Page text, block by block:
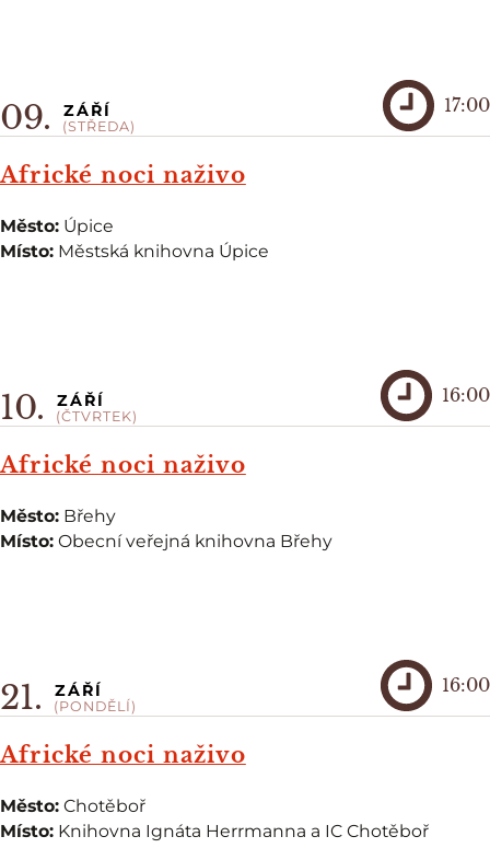
Africké noci naživo
09. ZÁŘÍ
(STŘEDA)
17:00
Město: Úpice
Místo: Městská knihovna Úpice
Africké noci naživo
10. ZÁŘÍ
(ČTVRTEK)
16:00
Město: Břehy
Místo: Obecní veřejná knihovna Břehy
Africké noci naživo
21. ZÁŘÍ
(PONDĚLÍ)
16:00
Město: Chotěboř
Místo: Knihovna Ignáta Herrmanna a IC Chotěboř